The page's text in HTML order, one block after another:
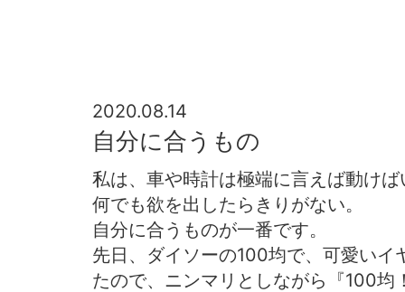
2020.08.14
自分に合うもの
私は、車や時計は極端に言えば動け
何でも欲を出したらきりがない。
自分に合うものが一番です。
先日、ダイソーの100均で、可愛い
たので、ニンマリとしながら『100均